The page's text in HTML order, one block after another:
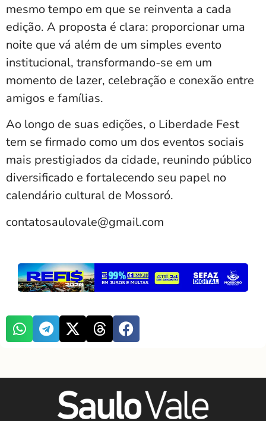
mesmo tempo em que se reinventa a cada
edição. A proposta é clara: proporcionar uma
noite que vá além de um simples evento
institucional, transformando-se em um
momento de lazer, celebração e conexão entre
amigos e famílias.
Ao longo de suas edições, o Liberdade Fest
tem se firmado como um dos eventos sociais
mais prestigiados da cidade, reunindo público
diversificado e fortalecendo seu papel no
calendário cultural de Mossoró.
contatosaulovale@gmail.com